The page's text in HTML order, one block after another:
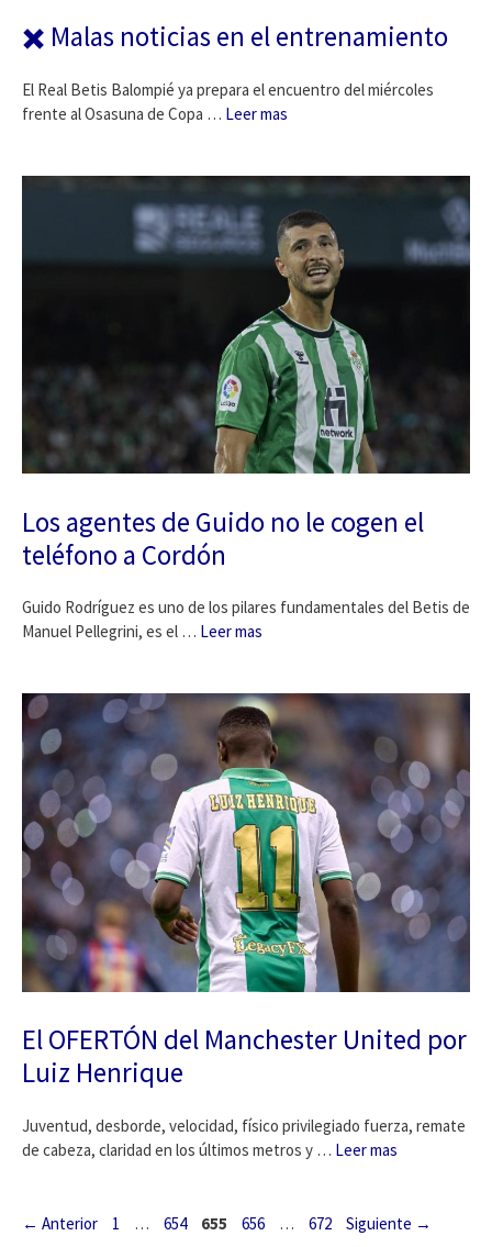
✖️ Malas noticias en el entrenamiento
El Real Betis Balompié ya prepara el encuentro del miércoles
frente al Osasuna de Copa … Leer mas
Los agentes de Guido no le cogen el
teléfono a Cordón
Guido Rodríguez es uno de los pilares fundamentales del Betis de
Manuel Pellegrini, es el … Leer mas
El OFERTÓN del Manchester United por
Luiz Henrique
Juventud, desborde, velocidad, físico privilegiado fuerza, remate
de cabeza, claridad en los últimos metros y … Leer mas
← Anterior Página
1 … Página
654 Página
655 Página
656 … Página
672 Siguiente →